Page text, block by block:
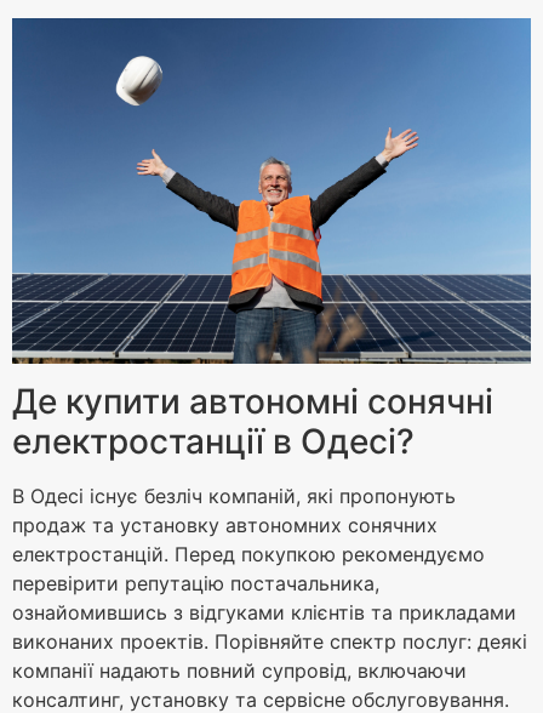
Де купити автономні сонячні
електростанції в Одесі?
В Одесі існує безліч компаній, які пропонують
продаж та установку автономних сонячних
електростанцій. Перед покупкою рекомендуємо
перевірити репутацію постачальника,
ознайомившись з відгуками клієнтів та прикладами
виконаних проектів. Порівняйте спектр послуг: деякі
компанії надають повний супровід, включаючи
консалтинг, установку та сервісне обслуговування.